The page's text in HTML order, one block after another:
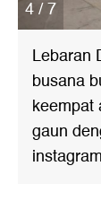
4 / 7
Lebaran
busana
keempat
gaun